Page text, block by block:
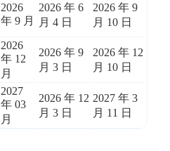
2026
年 9 月
2026 年 6
月 4 日
2026 年 9
月 10 日
2026
年 12
月
2026 年 9
月 3 日
2026 年 12
月 10 日
2027
年 03
月
2026 年 12
月 3 日
2027 年 3
月 11 日